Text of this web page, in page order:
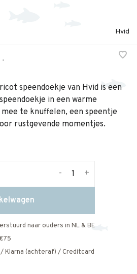
Hvid
•
speendoekje van Hvid is een
in een warme
te knuffelen, een speentje
rustgevende momentjes.
+
-
naar ouders in NL & BE
Klarna (achteraf) / Creditcard